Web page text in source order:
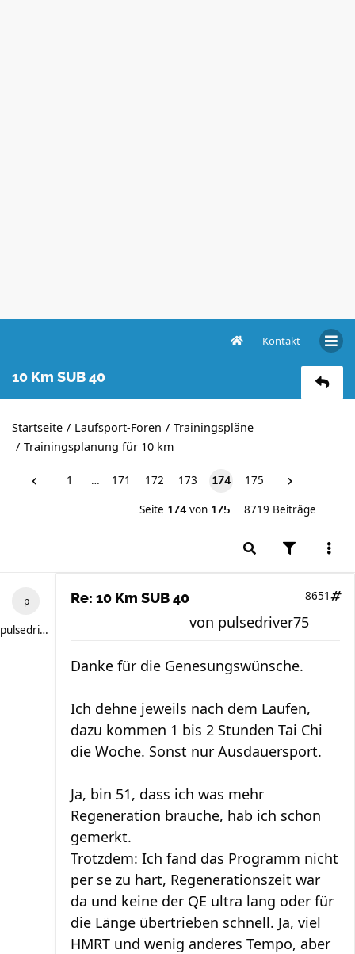
Kontakt
10 Km SUB 40
Startseite Laufsport-Foren
Trainingspläne
Trainingsplanung für 10 km
1 … 171 172 173 174 175
Seite 174 von 175 8719 Beiträge
pulsedriver75
Re: 10 Km SUB 40 8651
von pulsedriver75
Danke für die Genesungswünsche.
Ich dehne jeweils nach dem Laufen,
dazu kommen 1 bis 2 Stunden Tai Chi
die Woche. Sonst nur Ausdauersport.
Ja, bin 51, dass ich was mehr
Regeneration brauche, hab ich schon
gemerkt.
Trotzdem: Ich fand das Programm nicht
per se zu hart, Regenerationszeit war
da und keine der QE ultra lang oder für
die Länge übertrieben schnell. Ja, viel
HMRT und wenig anderes Tempo, aber